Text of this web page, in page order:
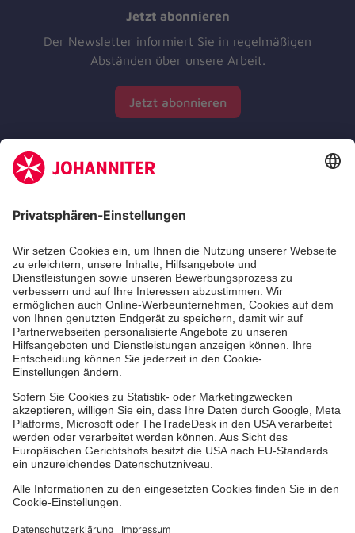
Jetzt abonnieren
Der Newsletter informiert Sie in regelmäßigen
Abständen über unsere Arbeit.
Jetzt abonnieren
Zertifizierung der Johanniter-Unfall-Hilfe e.V.
Die Johanniter GmbH führt das Spendenzertifikat
des Deutschen Spendenrats e.V.
Dienste & Leistungen
Mitarbeiten & Lernen